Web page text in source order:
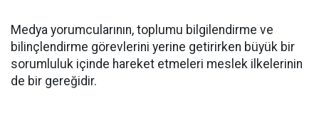
Medya yorumcularının, toplumu bilgilendirme ve
bilinçlendirme görevlerini yerine getirirken büyük bir
sorumluluk içinde hareket etmeleri meslek ilkelerinin
de bir gereğidir.